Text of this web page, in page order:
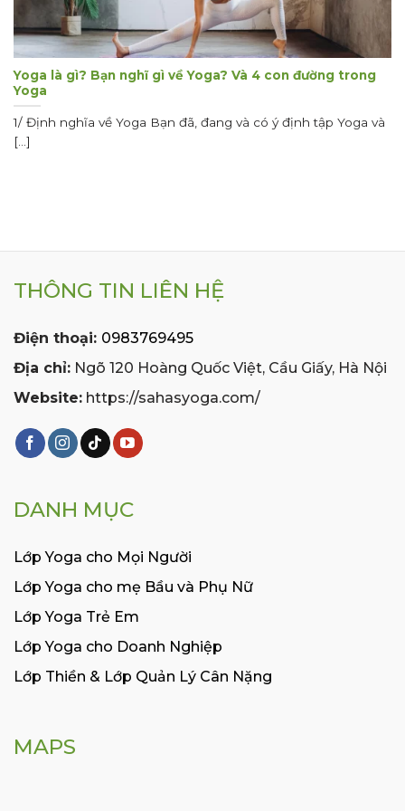
Yoga là gì? Bạn nghĩ gì về Yoga? Và 4 con đường trong
Yoga
1/ Định nghĩa về Yoga Bạn đã, đang và có ý định tập Yoga và
[...]
THÔNG TIN LIÊN HỆ
Điện thoại: 0983769495
Địa chỉ: Ngõ 120 Hoàng Quốc Việt, Cầu Giấy, Hà Nội
Website: https://sahasyoga.com/
DANH MỤC
Lớp Yoga cho Mọi Người
Lớp Yoga cho mẹ Bầu và Phụ Nữ
Lớp Yoga Trẻ Em
Lớp Yoga cho Doanh Nghiệp
Lớp Thiền & Lớp Quản Lý Cân Nặng
MAPS